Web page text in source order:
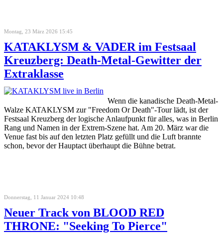
Montag, 23 März 2026 15:45
KATAKLYSM & VADER im Festsaal
Kreuzberg: Death-Metal-Gewitter der
Extraklasse
Wenn die kanadische Death-Metal-
Walze KATAKLYSM zur "Freedom Or Death"-Tour lädt, ist der
Festsaal Kreuzberg der logische Anlaufpunkt für alles, was in Berlin
Rang und Namen in der Extrem-Szene hat. Am 20. März war die
Venue fast bis auf den letzten Platz gefüllt und die Luft brannte
schon, bevor der Hauptact überhaupt die Bühne betrat.
Donnerstag, 11 Januar 2024 10:48
Neuer Track von BLOOD RED
THRONE: "Seeking To Pierce"